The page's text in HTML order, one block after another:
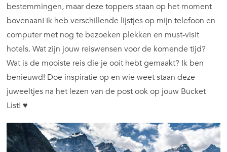
List
bestemmingen, maar deze toppers staan op het moment
bovenaan! Ik heb verschillende lijstjes op mijn telefoon en
computer met nog te bezoeken plekken en must-visit
hotels. Wat zijn jouw reiswensen voor de komende tijd?
Wat is de mooiste reis die je ooit hebt gemaakt? Ik ben
benieuwd! Doe inspiratie op en wie weet staan deze
juweeltjes na het lezen van de post ook op jouw Bucket
List! ♥